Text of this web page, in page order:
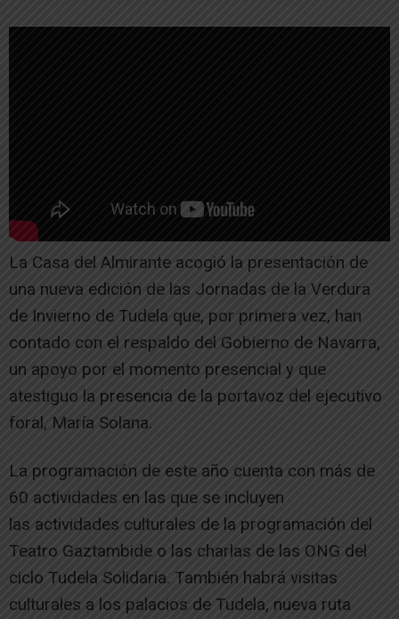
La Casa del Almirante acogió la presentación de
una nueva edición de las Jornadas de la Verdura
de Invierno de Tudela que, por primera vez, han
contado con el respaldo del Gobierno de Navarra,
un apoyo por el momento presencial y que
atestiguo la presencia de la portavoz del ejecutivo
foral, María Solana.
La programación de este año cuenta con más de
60 actividades en las que se incluyen
las actividades culturales de la programación del
Teatro Gaztambide o las charlas de las ONG del
ciclo Tudela Solidaria. También habrá visitas
culturales a los palacios de Tudela, nueva ruta